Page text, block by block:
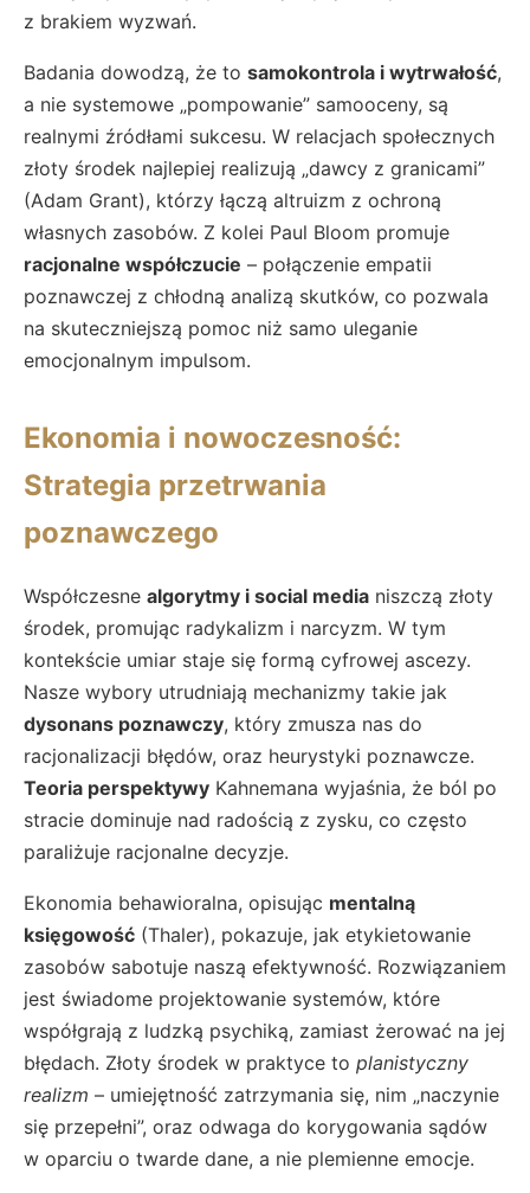
z brakiem wyzwań.
Badania dowodzą, że to samokontrola i wytrwałość,
a nie systemowe „pompowanie” samooceny, są
realnymi źródłami sukcesu. W relacjach społecznych
złoty środek najlepiej realizują „dawcy z granicami”
(Adam Grant), którzy łączą altruizm z ochroną
własnych zasobów. Z kolei Paul Bloom promuje
racjonalne współczucie – połączenie empatii
poznawczej z chłodną analizą skutków, co pozwala
na skuteczniejszą pomoc niż samo uleganie
emocjonalnym impulsom.
Ekonomia i nowoczesność:
Strategia przetrwania
poznawczego
Współczesne algorytmy i social media niszczą złoty
środek, promując radykalizm i narcyzm. W tym
kontekście umiar staje się formą cyfrowej ascezy.
Nasze wybory utrudniają mechanizmy takie jak
dysonans poznawczy, który zmusza nas do
racjonalizacji błędów, oraz heurystyki poznawcze.
Teoria perspektywy Kahnemana wyjaśnia, że ból po
stracie dominuje nad radością z zysku, co często
paraliżuje racjonalne decyzje.
Ekonomia behawioralna, opisując mentalną
księgowość (Thaler), pokazuje, jak etykietowanie
zasobów sabotuje naszą efektywność. Rozwiązaniem
jest świadome projektowanie systemów, które
współgrają z ludzką psychiką, zamiast żerować na jej
błędach. Złoty środek w praktyce to planistyczny
realizm – umiejętność zatrzymania się, nim „naczynie
się przepełni”, oraz odwaga do korygowania sądów
w oparciu o twarde dane, a nie plemienne emocje.